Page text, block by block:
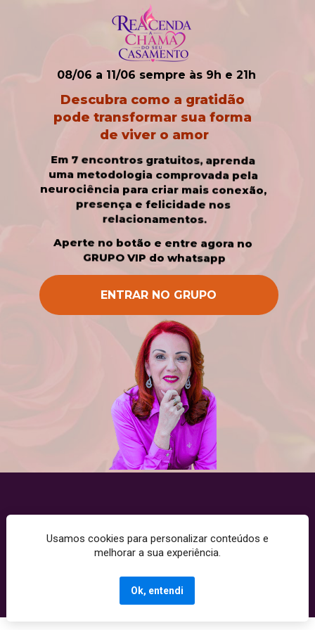
08/06 a 11/06 sempre às 9h e 21h
Descubra como a gratidão
pode transformar sua forma
de viver o amor
Em 7 encontros gratuitos, aprenda
uma metodologia comprovada pela
neurociência para criar mais conexão,
presença e felicidade nos
relacionamentos.
Aperte no botão e entre agora no
GRUPO VIP do whatsapp
ENTRAR NO GRUPO
Copyright © 2025 - Todos os direitos reservados. CNPJ:
Termos de Uso | Políticas de Privacidade | Políticas de Cookies
Usamos cookies para personalizar conteúdos e
melhorar a sua experiência.
Ok, entendi